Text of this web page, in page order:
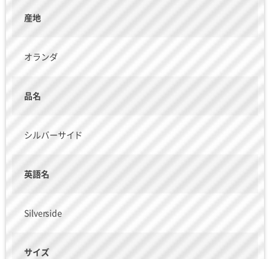
産地
オランダ
品名
シルバーサイド
英語名
Silverside
サイズ